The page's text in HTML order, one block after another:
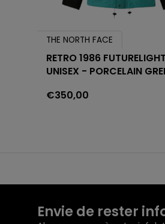
THE NORTH FACE
RETRO 1986 FUTURELIGHT
UNISEX - PORCELAIN
€350,00
Envie de rester